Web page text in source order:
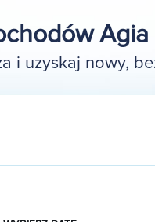
Agia
i uzyskaj nowy,